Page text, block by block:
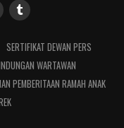
SERTIFIKAT DEWAN PERS
WARTAWAN
PEMBERITAAN RAMAH ANAK